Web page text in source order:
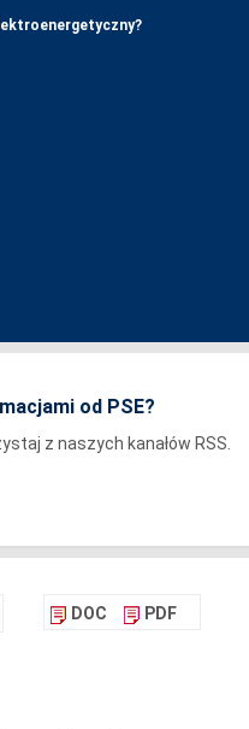
od PSE?
z naszych kanałów RSS.
DOC PDF